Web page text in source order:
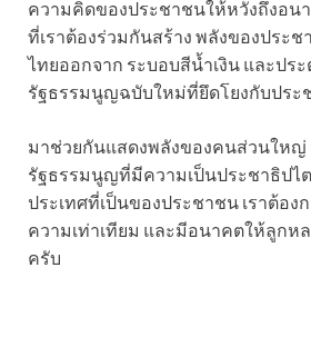
ความคิดของประชาชนให้หวังถึงอนา
ที่เราต้องร่วมกันสร้าง พลังของประ
ไทยออกจาก ระบอบสีน้ำเงิน และปร
รัฐธรรมนูญฉบับใหม่ที่ยึดโยงกับประ
มาช่วยกันแสดงพลังของคนส่วนใหญ่
รัฐธรรมนูญที่มีความเป็นประชาธิปไต
ประเทศที่เป็นของประชาชน เราต้อ
ความเท่าเทียม และมีอนาคตให้ลูกห
ครับ